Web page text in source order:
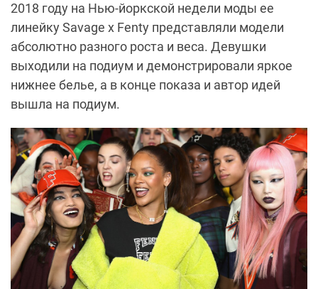
2018 году на Нью-йоркской недели моды ее
линейку Savage x Fenty представляли модели
абсолютно разного роста и веса. Девушки
выходили на подиум и демонстрировали яркое
нижнее белье, а в конце показа и автор идей
вышла на подиум.